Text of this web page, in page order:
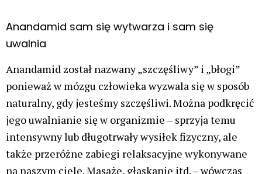
Anandamid sam się wytwarza i sam się
uwalnia
Anandamid został nazwany „szczęśliwy” i „błogi”
ponieważ w mózgu człowieka wyzwala się w sposób
naturalny, gdy jesteśmy szczęśliwi. Można podkręcić
jego uwalnianie się w organizmie – sprzyja temu
intensywny lub długotrwały wysiłek fizyczny, ale
także przeróżne zabiegi relaksacyjne wykonywane
na naszym ciele. Masaże, głaskanie itd. – wówczas